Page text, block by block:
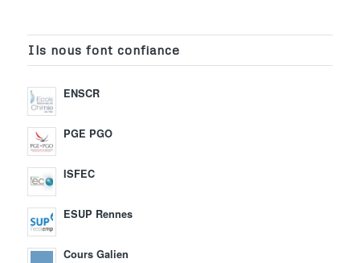
Ils nous font confiance
ENSCR
PGE PGO
ISFEC
ESUP Rennes
Cours Galien